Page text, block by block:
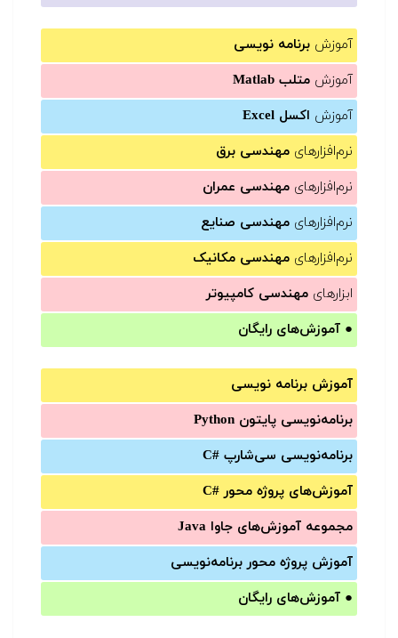
آموزش برنامه نویسی
آموزش متلب Matlab
آموزش اکسل Excel
نرم‌افزارهای مهندسی برق
نرم‌افزارهای مهندسی عمران
نرم‌افزارهای مهندسی صنایع
نرم‌افزارهای مهندسی مکانیک
ابزارهای مهندسی کامپیوتر
● آموزش‌های رایگان
آموزش برنامه نویسی
برنامه‌نویسی پایتون Python
برنامه‌‌نویسی سی‌شارپ C#‎
آموزش‌های پروژه محور #C
مجموعه آموزش‌های جاوا Java
آموزش‌ پروژه محور برنامه‌نویسی
● آموزش‌های رایگان